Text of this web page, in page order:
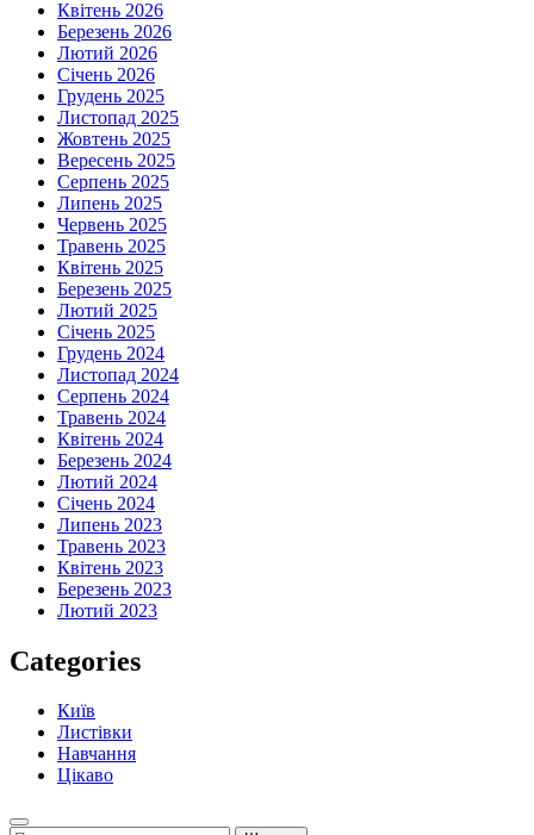
Квітень 2026
Березень 2026
Лютий 2026
Січень 2026
Грудень 2025
Листопад 2025
Жовтень 2025
Вересень 2025
Серпень 2025
Липень 2025
Червень 2025
Травень 2025
Квітень 2025
Березень 2025
Лютий 2025
Січень 2025
Грудень 2024
Листопад 2024
Серпень 2024
Травень 2024
Квітень 2024
Березень 2024
Лютий 2024
Січень 2024
Липень 2023
Травень 2023
Квітень 2023
Березень 2023
Лютий 2023
Categories
Київ
Листівки
Навчання
Цікаво